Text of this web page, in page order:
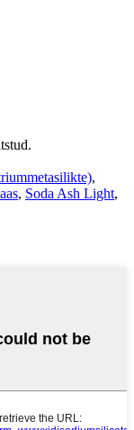
,
, Soda Ash Light,